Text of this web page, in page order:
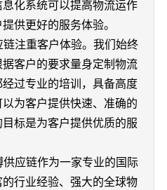
化系统可以提高物流运作
供更好的服务体验。
注重客户体验。我们始终
客户的要求量身定制物流
过专业的培训，具备高度
为客户提供快速、准确的
标是为客户提供优质的服
应链作为一家专业的国际
行业经验、强大的全球物